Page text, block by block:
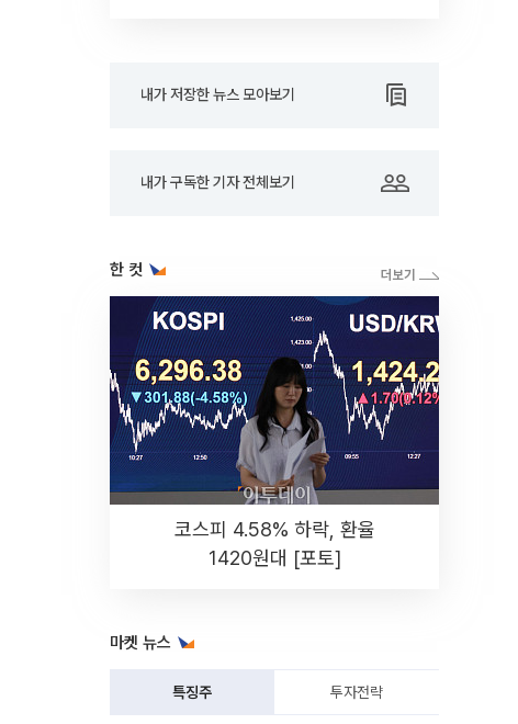
내가 저장한 뉴스 모아보기
내가 구독한 기자 전체보기
한 컷
코스피 4.58% 하락, 환율
1420원대 [포토]
마켓 뉴스
특징주 투자전략